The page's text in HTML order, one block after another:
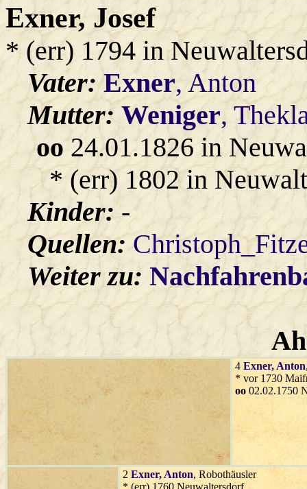
Exner, Josef
* (err) 1794 in
Vater:Exner, Anton
Mutter:Weniger,
oo24.01.1826 in
* (err) 1802 in
Kinder:-
Quellen:
Weiter zu:
4 Exner, Anton
* vor 1730
oo 02.02.1750
2 Exner, Anton, Robothäusler
* (err) 1760 Neuwaltersdorf